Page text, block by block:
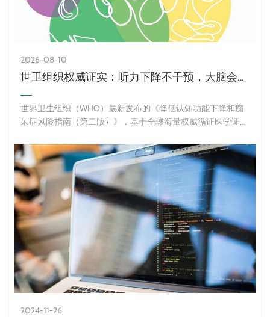
2026-08-10
世卫组织权威证实：听力下降不干预，大脑会加速衰老，痴呆风险显
世界卫生组织（WHO）最新发布的《降低认知功能下降和痴
呆症风险指南（第二版）》，基于全球海量权威循证医学证据
2024-11-26